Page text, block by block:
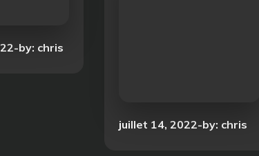
by: chris
Posted
juillet 14, 2022 by: chris